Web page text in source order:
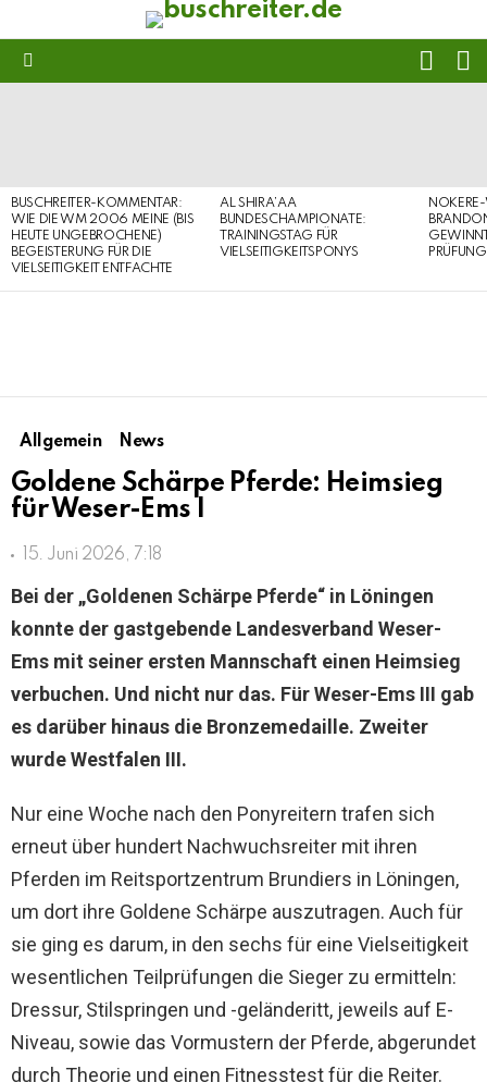
BUSCHREITER-KOMMENTAR:
WIE DIE WM 2006 MEINE (BIS
HEUTE UNGEBROCHENE)
BEGEISTERUNG FÜR DIE
VIELSEITIGKEIT ENTFACHTE
AL SHIRA’AA
BUNDESCHAMPIONATE:
TRAININGSTAG FÜR
VIELSEITIGKEITSPONYS
PRÜFUNG
Allgemein News
Goldene Schärpe Pferde: Heimsieg
für Weser-Ems I
15. Juni 2026, 7:18
Bei der „Goldenen Schärpe Pferde“ in Löningen
konnte der gastgebende Landesverband Weser-
Ems mit seiner ersten Mannschaft einen Heimsieg
verbuchen. Und nicht nur das. Für Weser-Ems III gab
es darüber hinaus die Bronzemedaille. Zweiter
wurde Westfalen III.
Nur eine Woche nach den Ponyreitern trafen sich
erneut über hundert Nachwuchsreiter mit ihren
Pferden im Reitsportzentrum Brundiers in Löningen,
um dort ihre Goldene Schärpe auszutragen. Auch für
sie ging es darum, in den sechs für eine Vielseitigkeit
wesentlichen Teilprüfungen die Sieger zu ermitteln:
Dressur, Stilspringen und -geländeritt, jeweils auf E-
Niveau, sowie das Vormustern der Pferde, abgerundet
durch Theorie und einen Fitnesstest für die Reiter.